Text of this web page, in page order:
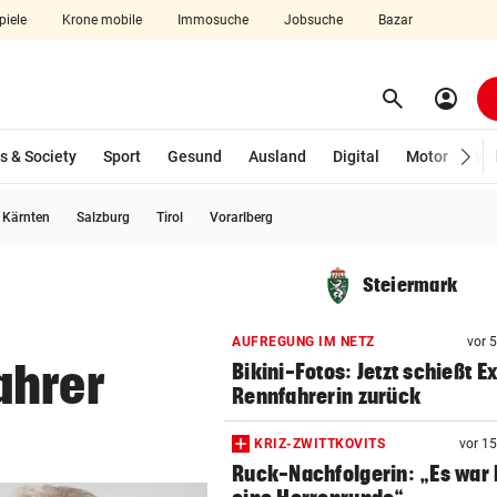
Krone mobile Immosuche Jobsuche Bazar
aufklappen search Suchen
account_circle
& Society Sport Gesund Ausland Digital Motor
Kärnten Salzburg Tirol Vorarlberg
Steiermark
AUFREGUNG IM NETZ vor
Bikini-Fotos: Jetzt schießt
Rennfahrerin zurück
KRIZ-ZWITTKOVITS vor
Ruck-Nachfolgerin: „Es war